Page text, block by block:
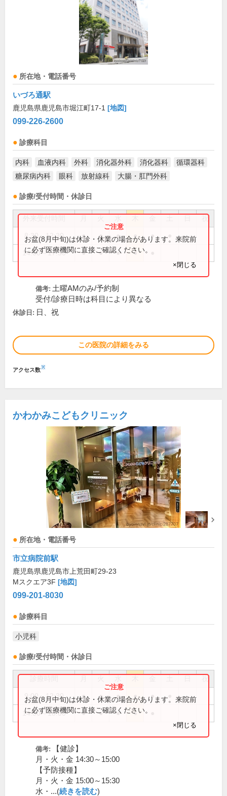
所在地・電話番号
いづろ通駅
鹿児島県鹿児島市堀江町17-1 [地図]
099-226-2600
診療科目
内科 血液内科 外科 消化器外科 消化器科
循環器科
糖尿病内科
眼科 放射線科 大腸・肛門外科
診療/受付時間・休診日
祝
8:30～12:30 ● ● ● ● ●
14:00～17:30 ● ● ● ●
お盆(8月中旬)は休診・休業の場合があります。来院前
に必ず医療機関に直接ご確認ください。
×閉じる
備考: 土曜AMのみ/予約制
受付/診療日時は科目により異なる
休診日: 日、祝
この医院の詳細をみる
アクセス数※
かわかみこどもクリニック
所在地・電話番号
市立病院前駅
鹿児島県鹿児島市上荒田町29-23
Mスクエア3F [地図]
099-201-8030
診療科目
小児科
診療/受付時間・休診日
祝
9:00～12:30 ● ● ● ● ●
14:30～18:00 ● ● ● ●
お盆(8月中旬)は休診・休業の場合があります。来院前
に必ず医療機関に直接ご確認ください。
×閉じる
備考:
【健診】
月・火・金 14:30～15:00
【予防接種】
月・火・金 15:00～15:30
水・...(続きを読む)